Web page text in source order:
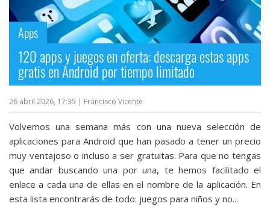
Operadores
Trucos
y
Tutoriales
Ciberseguridad
Sistemas
operativos
Apps
120 apps y juegos en oferta: descarga estas apps
gratis en Android por tiempo limitado
26 abril 2026, 17:35 | Francisco Vicente
Volvemos una semana más con una nueva selección de
aplicaciones para Android que han pasado a tener un precio
muy ventajoso o incluso a ser gratuitas. Para que no tengas
que andar buscando una por una, te hemos facilitado el
enlace a cada una de ellas en el nombre de la aplicación. En
esta lista encontrarás de todo: juegos para niños y no...